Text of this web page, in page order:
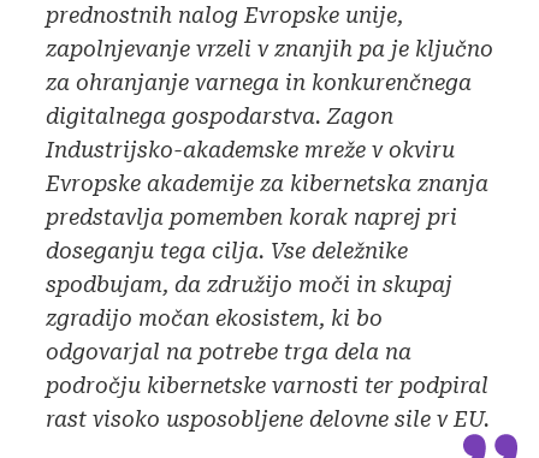
prednostnih nalog Evropske unije,
zapolnjevanje vrzeli v znanjih pa je ključno
za ohranjanje varnega in konkurenčnega
digitalnega gospodarstva. Zagon
Industrijsko-akademske mreže v okviru
Evropske akademije za kibernetska znanja
predstavlja pomemben korak naprej pri
doseganju tega cilja. Vse deležnike
spodbujam, da združijo moči in skupaj
zgradijo močan ekosistem, ki bo
odgovarjal na potrebe trga dela na
področju kibernetske varnosti ter podpiral
rast visoko usposobljene delovne sile v EU.